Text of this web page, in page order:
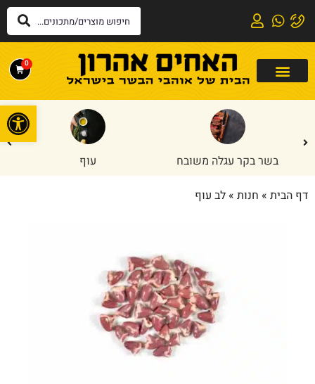
0
בשר בקר עגלה משובח עוף
דף הבית » חנות »לב עוף